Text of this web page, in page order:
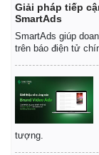
Giải pháp tiếp
SmartAds
SmartAds giúp
trên báo điện tử
tượng.